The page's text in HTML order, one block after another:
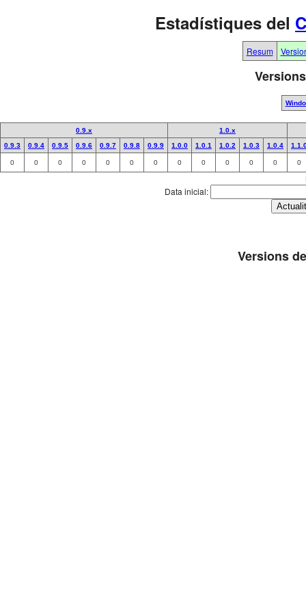
Estadístiques del
Resum
0.9.x
1.0.x
0.9.3
0.9.4 0.9.5 0.9.6 0.9.7 0.9.8 0.9.9 1.0.0 1.0.1 1.0.2 1.0.3 1.0.4
0 0 0 0 0 0 0 0 0 0 0 0 0
Data inicial:
Versions